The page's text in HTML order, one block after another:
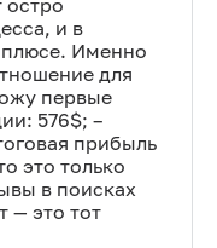
остро
и в
плюсе. Именно
для
первые
576$; –
прибыль
это только
в поисках
— это тот